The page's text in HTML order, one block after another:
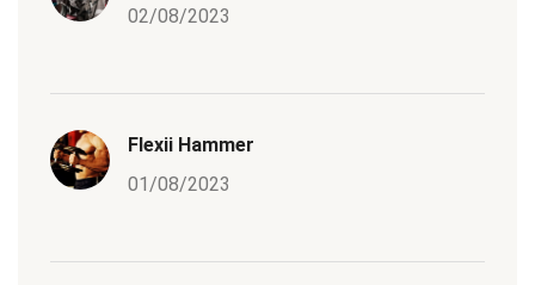
02/08/2023
Flexii Hammer
01/08/2023